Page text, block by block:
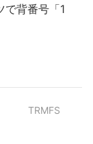
で背番号「1
TRMFS